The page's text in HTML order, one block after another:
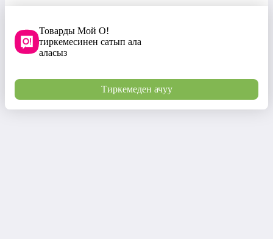
Товарды Мой О!
тиркемесинен сатып ала
аласыз
Тиркемеден ачуу